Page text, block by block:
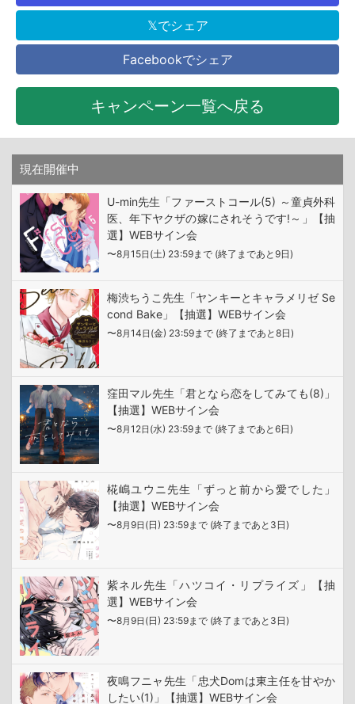
𝕏でシェア
Facebookでシェア
キャンペーン一覧へ戻る
現在開催中
U-min先生「ファーストコール(5) ～童貞外科
医、年下ヤクザの嫁にされそうです!～」【抽
選】WEBサイン会
〜8月15日 (土) 23:59まで (終了まであと9日)
梅渋ちうこ先生「ヤンキーとキャラメリゼ Se
cond Bake」【抽選】WEBサイン会
〜8月14日 (金) 23:59まで (終了まであと8日)
窪田マル先生「君となら恋をしてみても(8)」
【抽選】WEBサイン会
〜8月12日 (水) 23:59まで (終了まであと6日)
椛嶋ユウニ先生「ずっと前から愛でした」
【抽選】WEBサイン会
〜8月9日 (日) 23:59まで (終了まであと3日)
紫ネル先生「ハツコイ・リプライズ」【抽
選】WEBサイン会
〜8月9日 (日) 23:59まで (終了まであと3日)
夜鳴フニャ先生「忠犬Domは東主任を甘やか
したい(1)」【抽選】WEBサイン会